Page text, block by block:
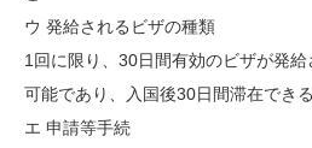
ウ 発給されるビザの種類
1回に限り、30日間有効のビザが発
可能であり、入国後30日間滞在できる
エ 申請等手続